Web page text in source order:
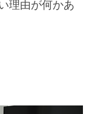
理由が何かあ